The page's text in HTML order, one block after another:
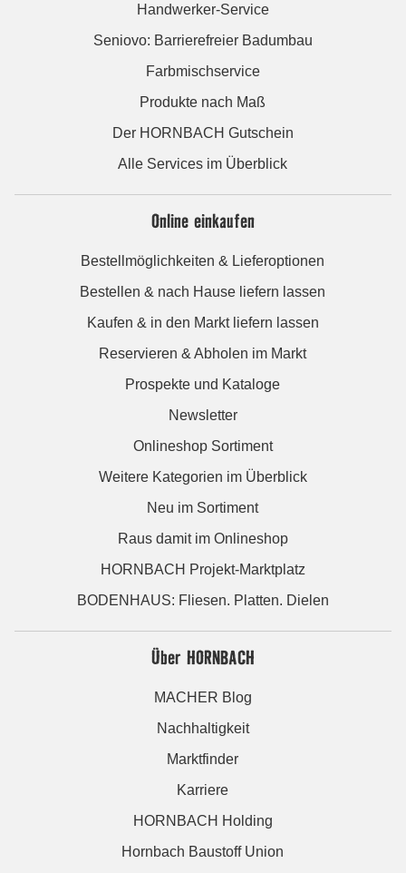
Handwerker-Service
Seniovo: Barrierefreier Badumbau
Farbmischservice
Produkte nach Maß
Der HORNBACH Gutschein
Alle Services im Überblick
Online einkaufen
Bestellmöglichkeiten & Lieferoptionen
Bestellen & nach Hause liefern lassen
Kaufen & in den Markt liefern lassen
Reservieren & Abholen im Markt
Prospekte und Kataloge
Newsletter
Onlineshop Sortiment
Weitere Kategorien im Überblick
Neu im Sortiment
Raus damit im Onlineshop
HORNBACH Projekt-Marktplatz
BODENHAUS: Fliesen. Platten. Dielen
Über HORNBACH
MACHER Blog
Nachhaltigkeit
Marktfinder
Karriere
HORNBACH Holding
Hornbach Baustoff Union